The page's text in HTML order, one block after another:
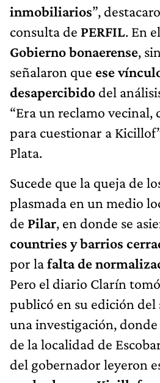
inmobiliarios”,
consulta de PERFIL. En
Gobierno bonaerense,
señalaron que ese
desapercibido del
“Era un reclamo vecinal,
para cuestionar a
Plata.
Sucede que la queja de
plasmada en un medio
de Pilar, en donde se
countries y barrios
por lafalta de
Pero el diario Clarín
publicó en su edición del
una investigación,
de la localidad de
del gobernador leyeron